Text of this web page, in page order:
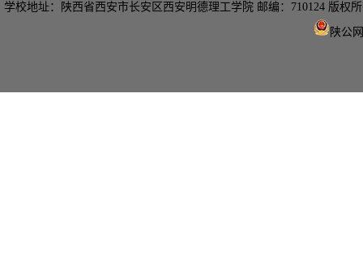
学校地址：陕西省西安市长安区西安明德理工学院 邮编：710124 版权
陕公